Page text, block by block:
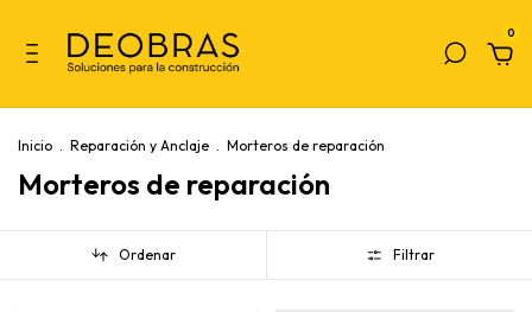
0
Inicio . Reparación y Anclaje . Morteros de reparación
Morteros de reparación
Ordenar Filtrar